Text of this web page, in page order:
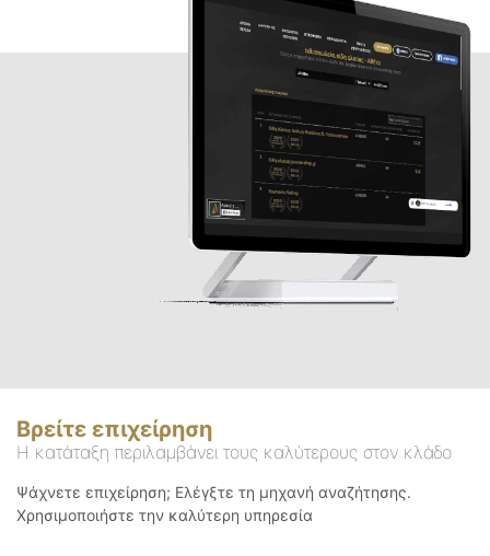
Βρείτε επιχείρηση
Η κατάταξη περιλαμβάνει τους καλύτερους στον κλάδο
Ψάχνετε επιχείρηση; Ελέγξτε τη μηχανή αναζήτησης.
Χρησιμοποιήστε την καλύτερη υπηρεσία